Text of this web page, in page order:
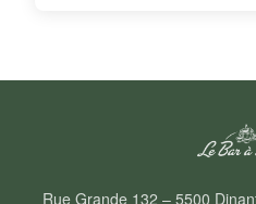
Rue Grande 132 – 5500